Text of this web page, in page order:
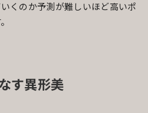
くのか予測が難しいほど高いポ
す異形美